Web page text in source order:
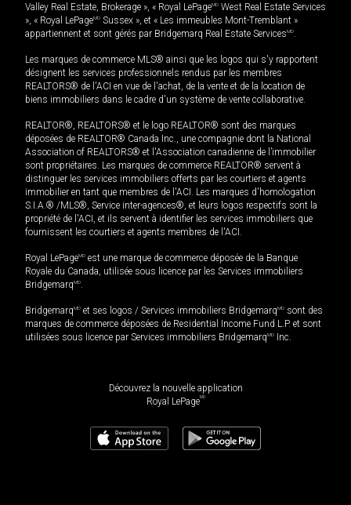
Valley Real Estate, Brokerage », « Royal LePageMD West Real Estate Services
», « Royal LePageMD Sussex », et « Les immeubles Mont-Tremblant »
appartiennent et sont gérés par Bridgemarq Real Estate ServicesMD.
Les marques de commerce MLS® ainsi que les logos qui s'y rapportent
désignent les services professionnels rendus par les membres
REALTORS® de l'ACI en vue de l'achat, de la vente et de la location de
biens immobiliers dans le cadre d'un système de vente collaborative.
REALTOR®, REALTORS® et le logo REALTOR® sont des marques
déposées de REALTOR® Canada Inc., une compagnie dont la National
Association of REALTORS® et l'Association canadienne de l’immobilier
sont propriétaires. Les marques de commerce REALTOR® servent à
distinguer les services immobiliers offerts par les courtiers et agents
immobilier en tant que membres de l'ACI. Les marques d'homologation
S.I.A.® /MLS®, Service inter-agences®, et leurs logos respectifs sont la
propriété de l'ACI, et ils servent à identifier les services immobiliers que
fournissent les courtiers et agents membres de l'ACI.
Royal LePageMD est une marque de commerce déposée de la Banque
Royale du Canada, utilisée sous licence par les Services immobiliers
BridgemarqMD.
BridgemarqMD et ses logos / Services immobiliers BridgemarqMD sont des
marques de commerce déposées de Residential Income Fund L.P. et sont
utilisées sous licence par Services immobiliers BridgemarqMD Inc.
Découvrez la nouvelle application
Royal LePageMD